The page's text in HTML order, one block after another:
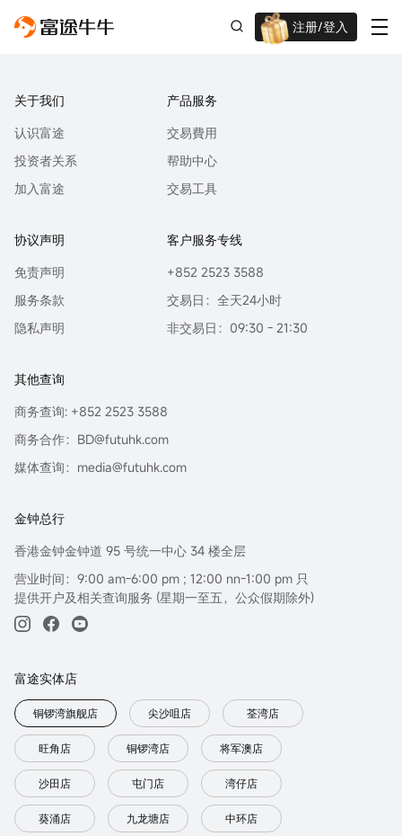
注册/登入
迎新重磅礼 股票/BTC等任你选!
关于我们
认识富途
投资者关系
加入富途
产品服务
交易費用
帮助中心
交易工具
协议声明
免责声明
服务条款
隐私声明
客户服务专线
+852 2523 3588
交易日：全天24小时
非交易日：09:30 - 21:30
其他查询
商务查询: +852 2523 3588
商务合作：BD@futuhk.com
媒体查询：media@futuhk.com
金钟总行
香港金钟金钟道 95 号统一中心 34 楼全层
营业时间：9:00 am-6:00 pm ; 12:00 nn-1:00 pm 只
提供开户及相关查询服务 (星期一至五，公众假期除外)
富途实体店
铜锣湾旗舰店 尖沙咀店 荃湾店
旺角店 铜锣湾店 将军澳店
沙田店 屯门店 湾仔店
葵涌店 九龙塘店 中环店